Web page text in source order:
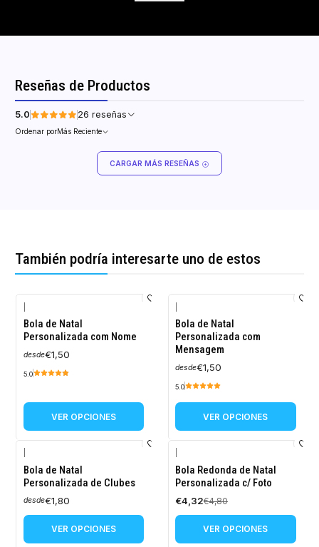
Reseñas de Productos
5.0 26 reseñas
Ordenar porMás Reciente
CARGAR MÁS RESEÑAS
También podría interesarte uno de estos
Bola de Natal
Personalizada com Nome
desde€1,50
5.0
VER OPCIONES
Bola de Natal
Personalizada com
Mensagem
desde€1,50
5.0
VER OPCIONES
Bola de Natal
Personalizada de Clubes
desde€1,80
VER OPCIONES
-10%
OFF
Bola Redonda de Natal
Personalizada c/ Foto
€4,32€4,80
VER OPCIONES